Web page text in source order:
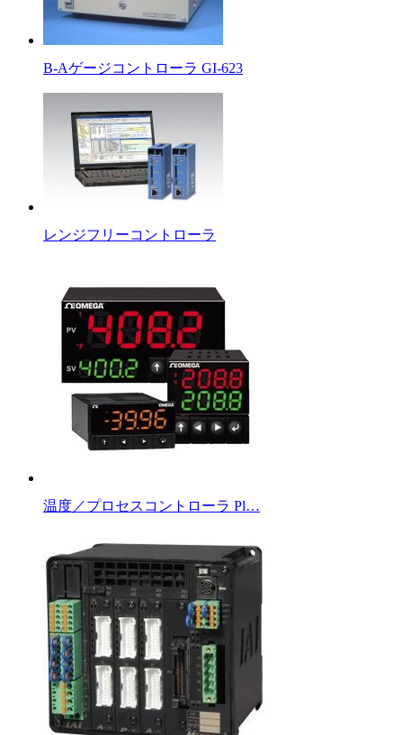
B-Aゲージコントローラ GI-623
レンジフリーコントローラ
温度／プロセスコントローラ Pl…